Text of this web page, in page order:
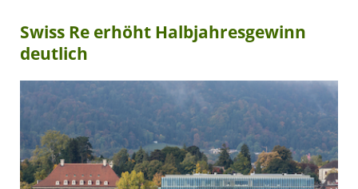
Swiss Re erhöht Halbjahresgewinn
deutlich